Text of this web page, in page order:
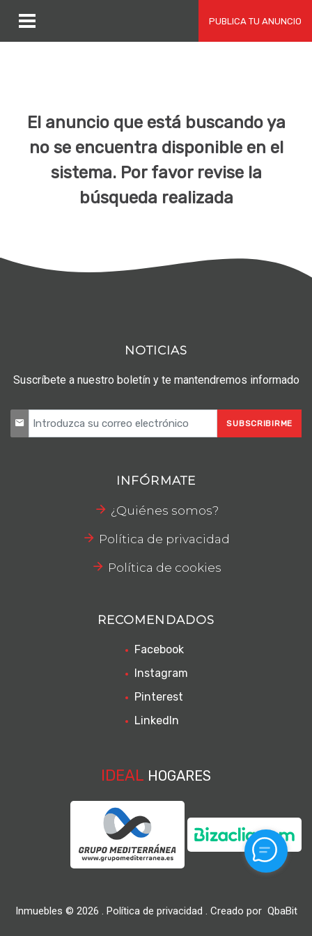
PUBLICA TU ANUNCIO
El anuncio que está buscando ya
no se encuentra disponible en el
sistema. Por favor revise la
búsqueda realizada
NOTICIAS
Suscríbete a nuestro boletín y te mantendremos informado
SUBSCRIBIRME
INFÓRMATE
¿Quiénes somos?
Política de privacidad
Política de cookies
RECOMENDADOS
Facebook
Instagram
Pinterest
LinkedIn
IDEAL HOGARES
Inmuebles © 2026 . Política de privacidad . Creado por QbaBit